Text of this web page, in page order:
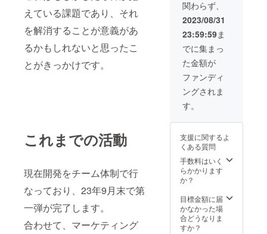
えている課題であり、それ
を解消することが意義があ
るかもしれないと思ったこ
とがきっかけです。
これまでの活動
現在開発をチーム体制で行
なっており、23年9月末で第
一弾が完了します。
合わせて、マーケティング
2.掲載方法：支
援者一覧という
上記の情報を掲
載いたします。
※システムローン
チが10月で、12
月頃に上記をお
載せできる想定
です。 ※掲載内
容つきましては
メールでのご相
談対応しており
ます。 ※支援
時、必ず備考欄
に掲載を希望さ
れるご所属（イ
ニシャル可）、
お名前（イニ
資理由をご記入
ください。お写
真を希望される
方は、メールア
関わらず、
2023/08/31
23:59:59ま
でに集まっ
た金額が
ファンディ
ングされま
す。
支援に関するよ
くある質問
手数料はいく
らかかります
か？
目標金額に届
かなかった場
合どうなりま
すか？